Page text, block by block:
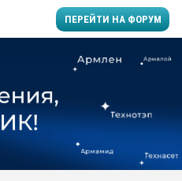
ПЕРЕЙТИ НА ФОРУМ
заводу пластмасс"